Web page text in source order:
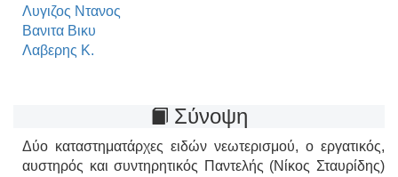
Λυγιζος Ντανος
Βανιτα Βικυ
Λαβερης Κ.
Σύνοψη
Δύο καταστηματάρχες ειδών νεωτερισμού, ο εργατικός,
αυστηρός και συντηρητικός Παντελής (Νίκος Σταυρίδης)